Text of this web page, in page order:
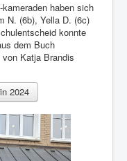
haben sich
N. (6b), Yella D. (6c)
konnte
dem Buch
Katja Brandis
2024